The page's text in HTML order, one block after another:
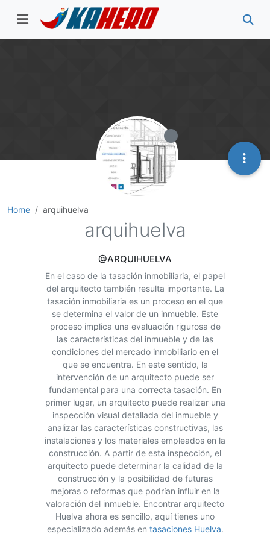
Home arquihuelva
arquihuelva
@ARQUIHUELVA
En el caso de la tasación inmobiliaria, el papel
del arquitecto también resulta importante. La
tasación inmobiliaria es un proceso en el que
se determina el valor de un inmueble. Este
proceso implica una evaluación rigurosa de
las características del inmueble y de las
condiciones del mercado inmobiliario en el
que se encuentra. En este sentido, la
intervención de un arquitecto puede ser
fundamental para una correcta tasación. En
primer lugar, un arquitecto puede realizar una
inspección visual detallada del inmueble y
analizar las características constructivas, las
instalaciones y los materiales empleados en la
construcción. A partir de esta inspección, el
arquitecto puede determinar la calidad de la
construcción y la posibilidad de futuras
mejoras o reformas que podrían influir en la
valoración del inmueble. Encontrar arquitecto
Huelva ahora es sencillo, aquí tienes uno
especializado además en tasaciones Huelva.